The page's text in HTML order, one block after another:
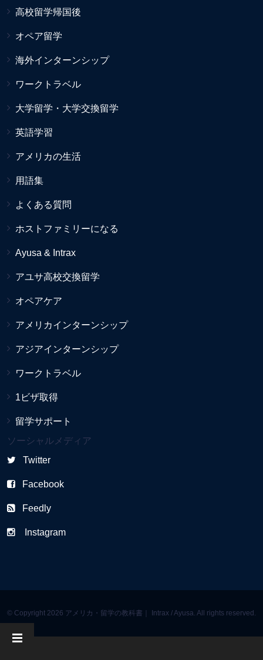
高校留学帰国後
オペア留学
海外インターンシップ
ワークトラベル
大学留学・大学交換留学
英語学習
アメリカの生活
用語集
よくある質問
ホストファミリーになる
Ayusa & Intrax
アユサ高校交換留学
オペアケア
アメリカインターンシップ
アジアインターンシップ
ワークトラベル
1ビザ取得
留学サポート
ソーシャルメディア
Twitter
Facebook
Feedly
Instagram
© Copyright 2026 アメリカ・留学の教科書｜ Intrax / Ayusa. All rights reserved.